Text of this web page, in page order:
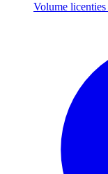
Volume licenties